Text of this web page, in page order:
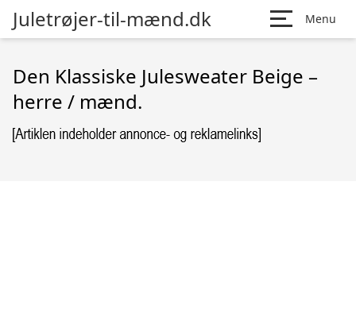
Juletrøjer-til-mænd.dk Menu
Den Klassiske Julesweater Beige –
herre / mænd.